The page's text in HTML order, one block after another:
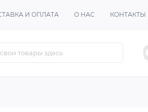
И ОПЛАТА О НАС КОНТАКТЫ